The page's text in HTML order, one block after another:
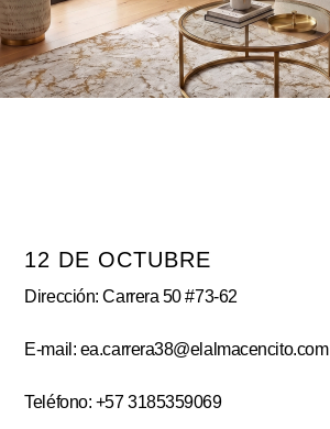
12 DE OCTUBRE
Dirección: Carrera 50 #73-62
E-mail: ea.carrera38@elalmacencito.com
Teléfono: +57 3185359069